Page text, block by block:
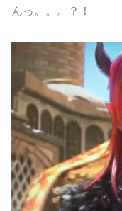
んっ。。。？！